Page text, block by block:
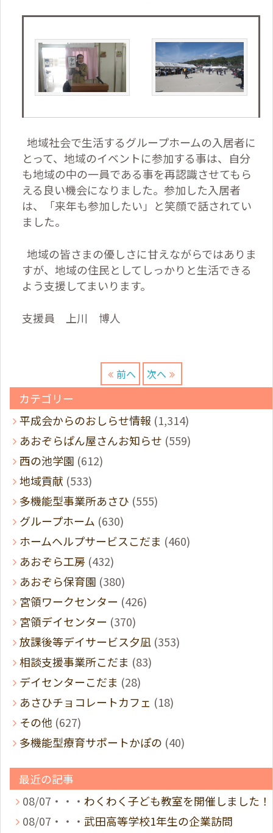
地域社会で生活するグループホームの入居者に
とって、地域のイベントに参加する事は、自分
も地域の中の一員である事を再認識させてもら
える良い機会になりました。参加した入居者
は、「来年も参加したい」と笑顔で話されてい
ました。
地域の皆さまの優しさに甘えながらではありま
すが、地域の住民としてしっかりと生活できる
よう支援してまいります。
支援員 上川 博人
前へ 次へ
カテゴリー
平成会からのおしらせ情報 (1,314)
あおぞらぱん屋さんお知らせ (559)
西の池学園 (612)
地域貢献 (533)
多機能型事業所あさひ (555)
グループホーム (630)
ホームヘルプサービスこだま (460)
あおぞら工房 (432)
あおぞら保育園 (380)
宮領ワークセンター (426)
宮領デイセンター (370)
放課後等デイサービス夕凪 (353)
相談支援事業所こだま (83)
デイセンターこだま (28)
あさひチョコレートカフェ (18)
その他 (627)
多機能型療育サポートかぽの (40)
最近の記事
08/07・・・ わくわく子ども教室を開催しました！
08/07・・・ 武田高等学校1年生の企業訪問